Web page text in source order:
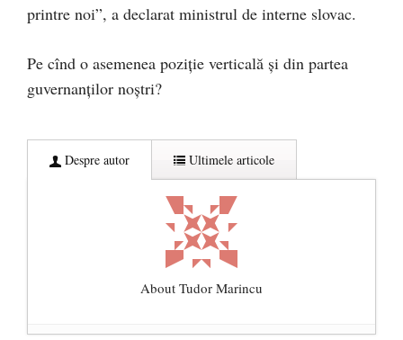
printre noi”, a declarat ministrul de interne slovac.
Pe cînd o asemenea poziție verticală și din partea
guvernanților noștri?
Despre autor Ultimele articole
About Tudor Marincu